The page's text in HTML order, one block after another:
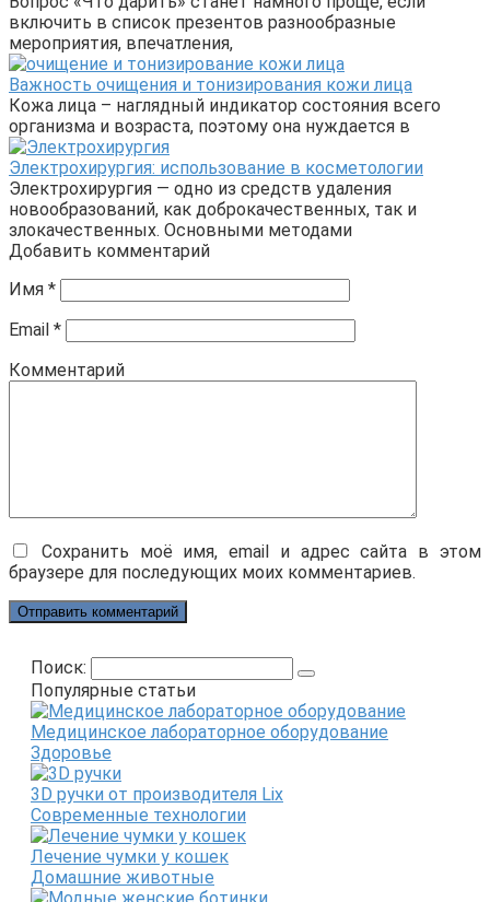
включить в список презентов разнообразные
мероприятия, впечатления,
Важность очищения и тонизирования кожи лица
Кожа лица – наглядный индикатор состояния всего
организма и возраста, поэтому она нуждается в
Электрохирургия: использование в косметологии
Электрохирургия — одно из средств удаления
новообразований, как доброкачественных, так и
злокачественных. Основными методами
Добавить комментарий
Имя *
Email *
Комментарий
Сохранить моё имя, email и адрес сайта в этом
браузере для последующих моих комментариев.
Поиск:
Популярные статьи
Медицинское лабораторное оборудование
Здоровье
3D ручки от производителя Lix
Современные технологии
Лечение чумки у кошек
Домашние животные